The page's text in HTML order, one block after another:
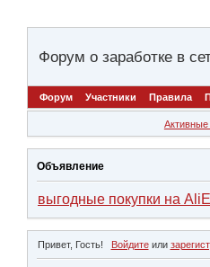
Форум о заработке в
Форум Участники Правила
Объявление
выгодные покупки на
Привет, Гость! Войдитеили